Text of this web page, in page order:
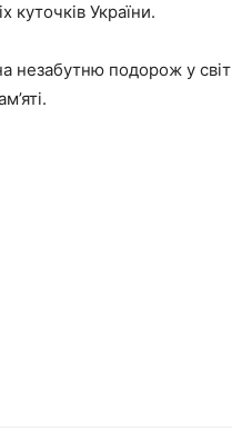
куточків України.
незабутню подорож у світ